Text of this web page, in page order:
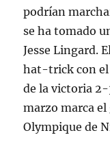
podrían
se ha tomado
Jesse Lingard.
hat-trick con el
de la victoria 2-
marzo marca
Olympique de